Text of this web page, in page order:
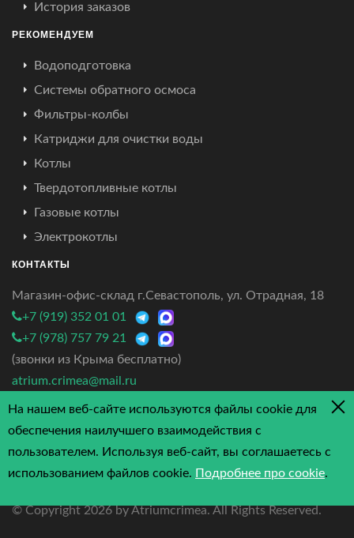
История заказов
РЕКОМЕНДУЕМ
Водоподготовка
Системы обратного осмоса
Фильтры-колбы
Катриджи для очистки воды
Котлы
Твердотопливные котлы
Газовые котлы
Электрокотлы
КОНТАКТЫ
Магазин-офис-склад г.Севастополь, ул. Отрадная, 18
+7 (919) 352 01 01
+7 (978) 757 79 21
(звонки из Крыма бесплатно)
atrium.crimea@mail.ru
4.7/5 - 3 отзыва
© Copyright 2026 by Atriumcrimea. All Rights Reserved.
На нашем веб-сайте используются файлы cookie для
обеспечения наилучшего взаимодействия с
пользователем. Используя веб-сайт, вы соглашаетесь с
использованием файлов cookie. Подробнее про cookie.